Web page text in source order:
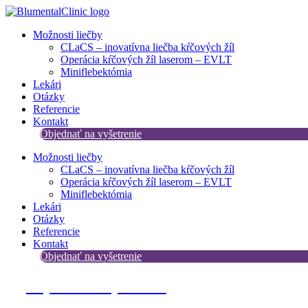
Preskočiť
obsah
Možnosti liečby
CLaCS – inovatívna liečba kŕčových žíl​
Operácia kŕčových žíl laserom – EVLT
Miniflebektómia
Lekári
Otázky
Referencie
Kontakt
Objednať na vyšetrenie
Možnosti liečby
CLaCS – inovatívna liečba kŕčových žíl​
Operácia kŕčových žíl laserom – EVLT
Miniflebektómia
Lekári
Otázky
Referencie
Kontakt
Objednať na vyšetrenie